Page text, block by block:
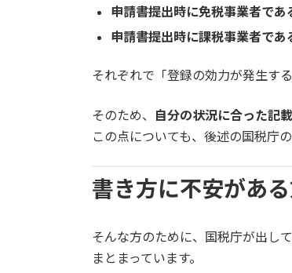
申請書提出時に免税事業者であ
申請書提出時に課税事業者であ
それぞれで「登録の効力が発生す
そのため、
自分の状況に合った記
この点についても、後述の国税庁
書き方に不安があ
そんな方のために、国税庁が出し
まとまっています。